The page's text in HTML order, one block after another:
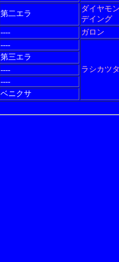
第二エラ
ダイヤモ
デイング
----
ガロン
----
ラシカツ
第三エラ
----
----
ベニクサ